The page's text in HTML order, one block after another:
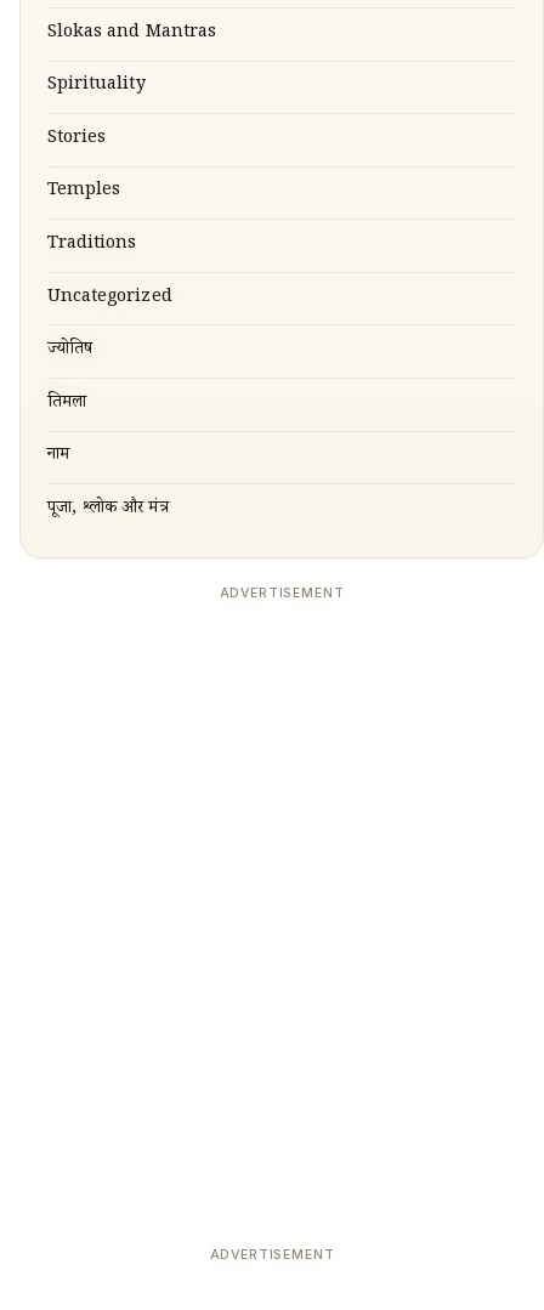
Slokas and Mantras
Spirituality
Stories
Temples
Traditions
Uncategorized
ज्योतिष
तिरुमला
नाम
पूजा, श्लोक और मंत्र
ADVERTISEMENT
ADVERTISEMENT